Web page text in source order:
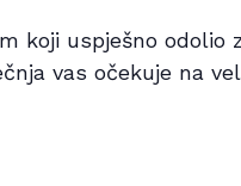
uspješno odolio
vas očekuje na